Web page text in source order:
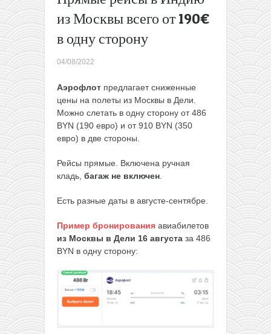
из Москвы всего от 190€
в одну сторону
04/08/2022
Аэрофлот предлагает сниженные
цены на полеты из Москвы в Дели.
Можно слетать в одну сторону от 486
BYN (190 евро) и от 910 BYN (350
евро) в две стороны.
Рейсы прямые. Включена ручная
кладь, багаж не включен
Есть разные даты в августе-сентябре.
Пример бронирования авиабилетов
из Москвы в Дели 16 августа за 486
BYN в одну сторону:
Испанию,